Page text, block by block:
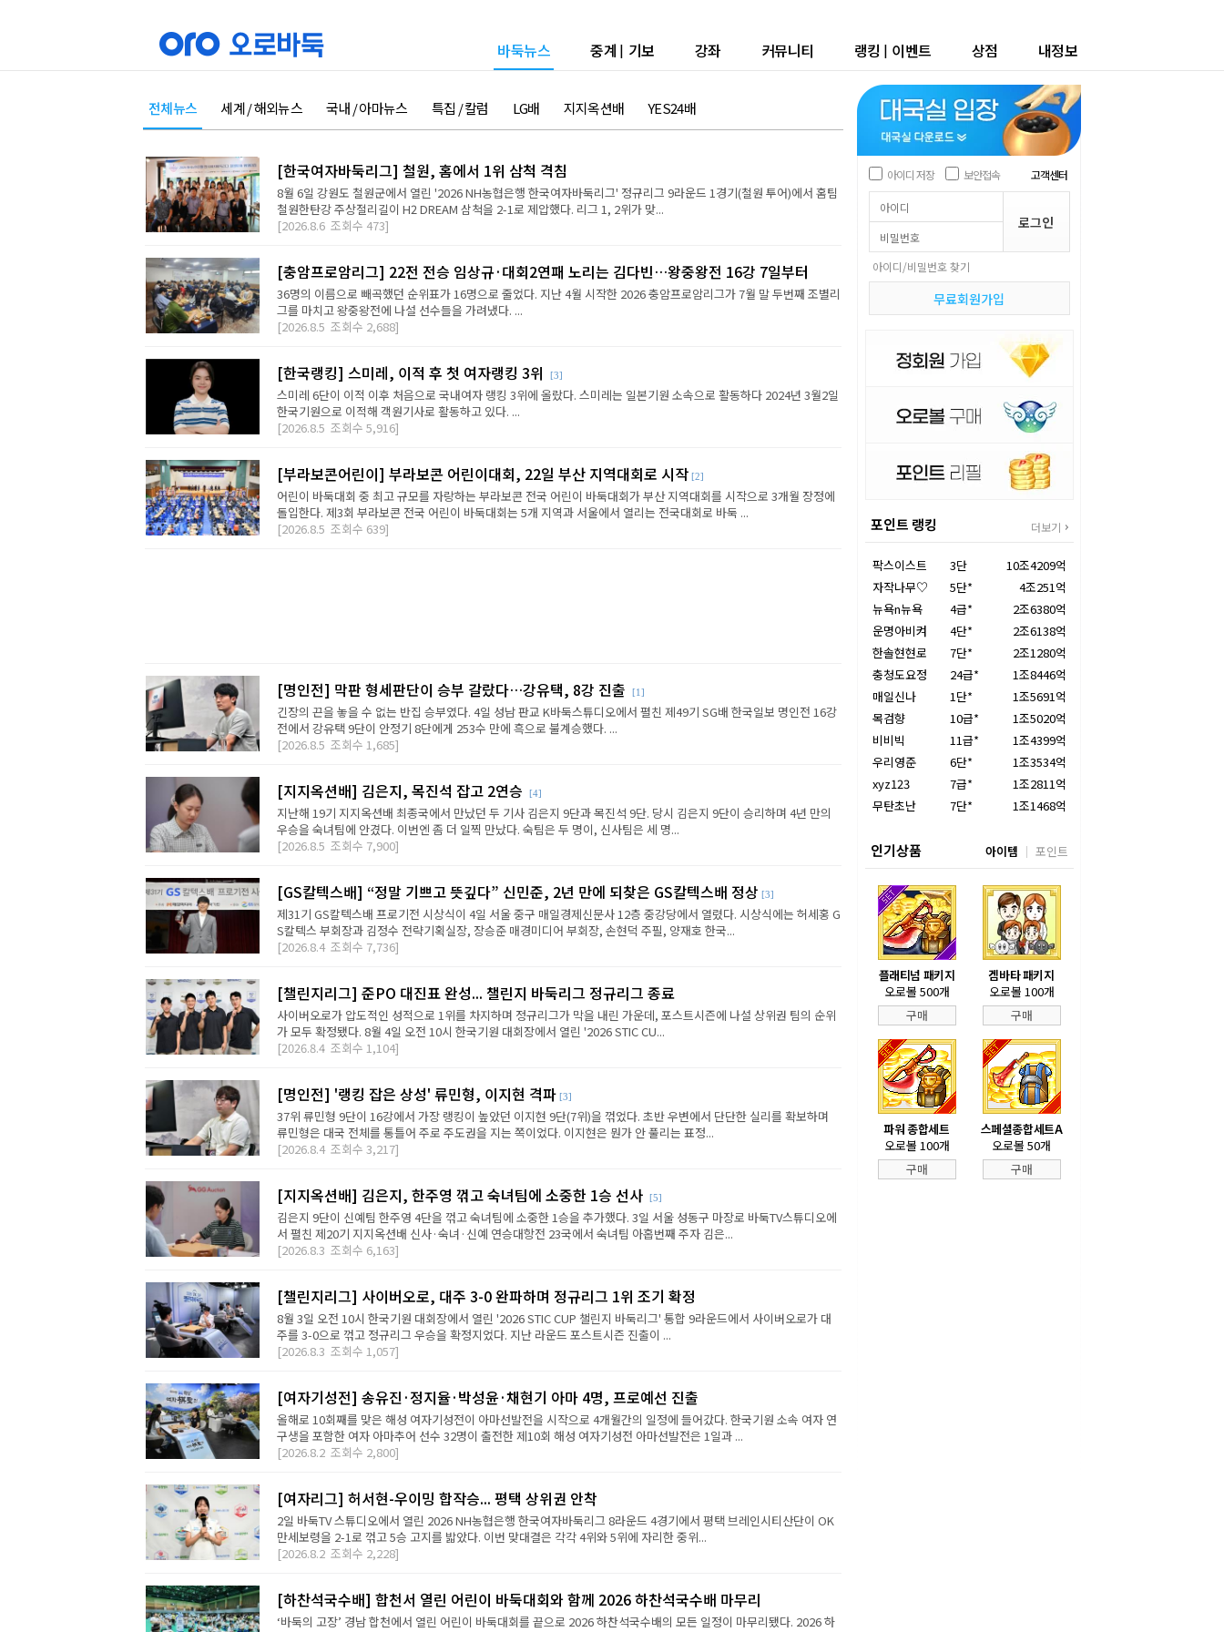
바둑뉴스 중계 | 기보 강좌 커뮤니티 랭킹 | 이벤트 상점 내정보
전체뉴스 세계 / 해외뉴스 국내 / 아마뉴스 특집 / 칼럼 LG배 지지옥션배 YES24배
[한국여자바둑리그] 철원, 홈에서 1위 삼척 격침
8월 6일 강원도 철원군에서 열린 '2026 NH농협은행 한국여자바둑리그' 정규리그 9라운드 1경기(철원 투어)에서 홈팀
철원한탄강 주상절리길이 H2 DREAM 삼척을 2-1로 제압했다. 리그 1, 2위가 맞...
[2026.8.6 조회수 473]
[충암프로암리그] 22전 전승 임상규·대회2연패 노리는 김다빈…왕중왕전 16강 7일부터
36명의 이름으로 빼곡했던 순위표가 16명으로 줄었다. 지난 4월 시작한 2026 충암프로암리그가 7월 말 두번째 조별리
그를 마치고 왕중왕전에 나설 선수들을 가려냈다. ...
[2026.8.5 조회수 2,688]
[한국랭킹] 스미레, 이적 후 첫 여자랭킹 3위 [3]
스미레 6단이 이적 이후 처음으로 국내여자 랭킹 3위에 올랐다. 스미레는 일본기원 소속으로 활동하다 2024년 3월2일
한국기원으로 이적해 객원기사로 활동하고 있다. ...
[2026.8.5 조회수 5,916]
[부라보콘어린이] 부라보콘 어린이대회, 22일 부산 지역대회로 시작 [2]
어린이 바둑대회 중 최고 규모를 자랑하는 부라보콘 전국 어린이 바둑대회가 부산 지역대회를 시작으로 3개월 장정에
돌입한다. 제3회 부라보콘 전국 어린이 바둑대회는 5개 지역과 서울에서 열리는 전국대회로 바둑 ...
[2026.8.5 조회수 639]
[명인전] 막판 형세판단이 승부 갈랐다…강유택, 8강 진출 [1]
긴장의 끈을 놓을 수 없는 반집 승부였다. 4일 성남 판교 K바둑스튜디오에서 펼친 제49기 SG배 한국일보 명인전 16강
전에서 강유택 9단이 안정기 8단에게 253수 만에 흑으로 불계승했다. ...
[2026.8.5 조회수 1,685]
[지지옥션배] 김은지, 목진석 잡고 2연승 [4]
지난해 19기 지지옥션배 최종국에서 만났던 두 기사 김은지 9단과 목진석 9단. 당시 김은지 9단이 승리하며 4년 만의
우승을 숙녀팀에 안겼다. 이번엔 좀 더 일찍 만났다. 숙팀은 두 명이, 신사팀은 세 명...
[2026.8.5 조회수 7,900]
[GS칼텍스배] “정말 기쁘고 뜻깊다” 신민준, 2년 만에 되찾은 GS칼텍스배 정상 [3]
제31기 GS칼텍스배 프로기전 시상식이 4일 서울 중구 매일경제신문사 12층 중강당에서 열렸다. 시상식에는 허세홍 G
S칼텍스 부회장과 김정수 전략기획실장, 장승준 매경미디어 부회장, 손현덕 주필, 양재호 한국...
[2026.8.4 조회수 7,736]
[챌린지리그] 준PO 대진표 완성... 챌린지 바둑리그 정규리그 종료
사이버오로가 압도적인 성적으로 1위를 차지하며 정규리그가 막을 내린 가운데, 포스트시즌에 나설 상위권 팀의 순위
가 모두 확정됐다. 8월 4일 오전 10시 한국기원 대회장에서 열린 '2026 STIC CU...
[2026.8.4 조회수 1,104]
[명인전] '랭킹 잡은 상성' 류민형, 이지현 격파 [3]
37위 류민형 9단이 16강에서 가장 랭킹이 높았던 이지현 9단(7위)을 꺾었다. 초반 우변에서 단단한 실리를 확보하며
류민형은 대국 전체를 통틀어 주로 주도권을 지는 쪽이었다. 이지현은 뭔가 안 풀리는 표정...
[2026.8.4 조회수 3,217]
[지지옥션배] 김은지, 한주영 꺾고 숙녀팀에 소중한 1승 선사 [5]
김은지 9단이 신예팀 한주영 4단을 꺾고 숙녀팀에 소중한 1승을 추가했다. 3일 서울 성동구 마장로 바둑TV스튜디오에
서 펼친 제20기 지지옥션배 신사·숙녀·신예 연승대항전 23국에서 숙녀팀 아홉번째 주자 김은...
[2026.8.3 조회수 6,163]
[챌린지리그] 사이버오로, 대주 3-0 완파하며 정규리그 1위 조기 확정
8월 3일 오전 10시 한국기원 대회장에서 열린 '2026 STIC CUP 챌린지 바둑리그' 통합 9라운드에서 사이버오로가 대
주를 3-0으로 꺾고 정규리그 우승을 확정지었다. 지난 라운드 포스트시즌 진출이 ...
[2026.8.3 조회수 1,057]
[여자기성전] 송유진·정지율·박성윤·채현기 아마 4명, 프로예선 진출
올해로 10회째를 맞은 해성 여자기성전이 아마선발전을 시작으로 4개월간의 일정에 들어갔다. 한국기원 소속 여자 연
구생을 포함한 여자 아마추어 선수 32명이 출전한 제10회 해성 여자기성전 아마선발전은 1일과 ...
[2026.8.2 조회수 2,800]
[여자리그] 허서현-우이밍 합작승... 평택 상위권 안착
2일 바둑TV 스튜디오에서 열린 2026 NH농협은행 한국여자바둑리그 8라운드 4경기에서 평택 브레인시티산단이 OK
만세보령을 2-1로 꺾고 5승 고지를 밟았다. 이번 맞대결은 각각 4위와 5위에 자리한 중위...
[2026.8.2 조회수 2,228]
[하찬석국수배] 합천서 열린 어린이 바둑대회와 함께 2026 하찬석국수배 마무리
‘바둑의 고장’ 경남 합천에서 열린 어린이 바둑대회를 끝으로 2026 하찬석국수배의 모든 일정이 마무리됐다. 2026 하
아이디 저장 보안접속 고객센터
아이디/비밀번호 찾기
무료회원가입
포인트 랭킹 더보기
팍스이스트 3단
10조4209억
자작나무♡
5단*
4조251억
뉴욕n뉴욕
4급*
2조6380억
운명아비켜
4단*
2조6138억
한솔현현로
7단*
2조1280억
충청도요정
24급*
1조8446억
매일신나
1단*
1조5691억
목검향
10급*
1조5020억
비비빅
11급*
1조4399억
우리영준
6단*
1조3534억
xyz123
7급*
1조2811억
무탄초난
7단* 1조1468억
인기상품 아이템 포인트
플래티넘 패키지
오로볼 500개
구매
겜바타 패키지
오로볼 100개
구매
파워 종합세트
오로볼 100개
구매
스페셜종합세트A
오로볼 50개
구매